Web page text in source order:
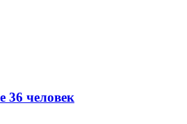
36 человек